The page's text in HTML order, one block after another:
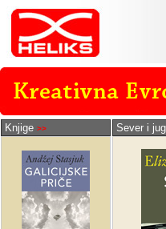
Knjige >> Sever i jug